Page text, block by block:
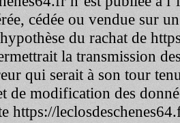
cédée ou vendue sur
du rachat de
la transmission
qui serait à son tour
de modification des
https://